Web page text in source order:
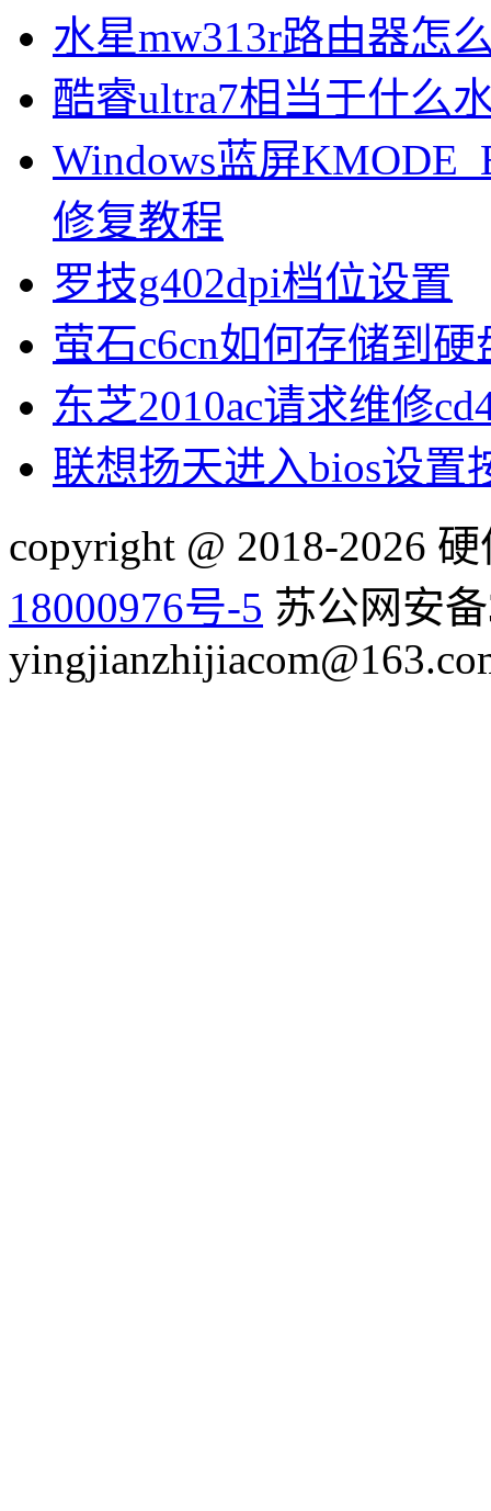
水星mw313r路由器怎
酷睿ultra7相当于什么
Windows蓝屏
修复教程
罗技g402dpi档位设置
萤石c6cn如何存储到硬
东芝2010ac请求维修
联想扬天进入bios设置
copyright @ 2018-2026
18000976号-5 苏公网安